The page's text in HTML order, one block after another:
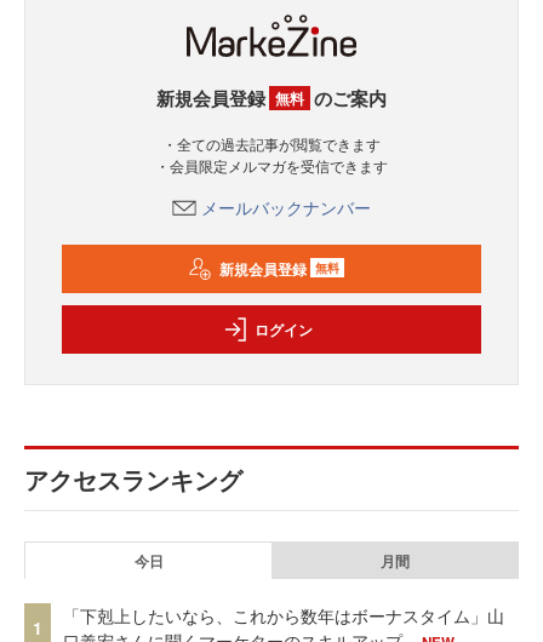
新規会員登録 無料 のご案内
・全ての過去記事が閲覧できます
・会員限定メルマガを受信できます
メールバックナンバー
新規会員登録 無料
ログイン
アクセスランキング
今日 月間
1
「下剋上したいなら、これから数年はボーナスタイム」山